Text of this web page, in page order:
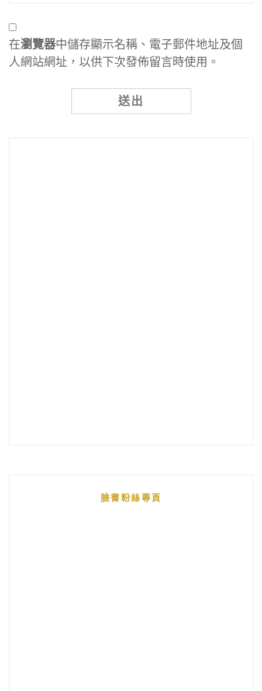
在瀏覽器中儲存顯示名稱、電子郵件地址及個
人網站網址，以供下次發佈留言時使用。
臉書粉絲專頁